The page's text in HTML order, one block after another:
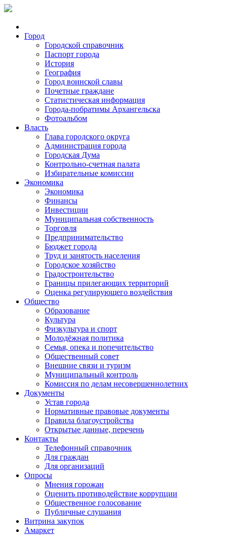
Город
Городской справочник
Паспорт города
История
География
Город воинской славы
Почетные граждане
Статистическая информация
Города-побратимы Архангельска
Фотоальбом
Власть
Глава городского округа
Администрация города
Городская Дума
Контрольно-счетная палата
Избирательные комиссии
Экономика
Экономика
Финансы
Инвестиции
Муниципальная собственность
Торговля
Предпринимательство
Бюджет города
Труд и занятость населения
Городское хозяйство
Градостроительство
Границы прилегающих территорий
Оценка регулирующего воздействия
Общество
Образование
Культура
Физкультура и спорт
Молодёжная политика
Семья, опека и попечительство
Общественный совет
Внешние связи и туризм
Муниципальный контроль
Комиссия по делам несовершеннолетних
Документы
Устав города
Нормативные правовые документы
Правила благоустройства
Открытые данные, перечень
Контакты
Телефонный справочник
Для граждан
Для организаций
Опросы
Мнения горожан
Оценить противодействие коррупции
Общественное голосование
Публичные слушания
Витрина закупок
Амаркет